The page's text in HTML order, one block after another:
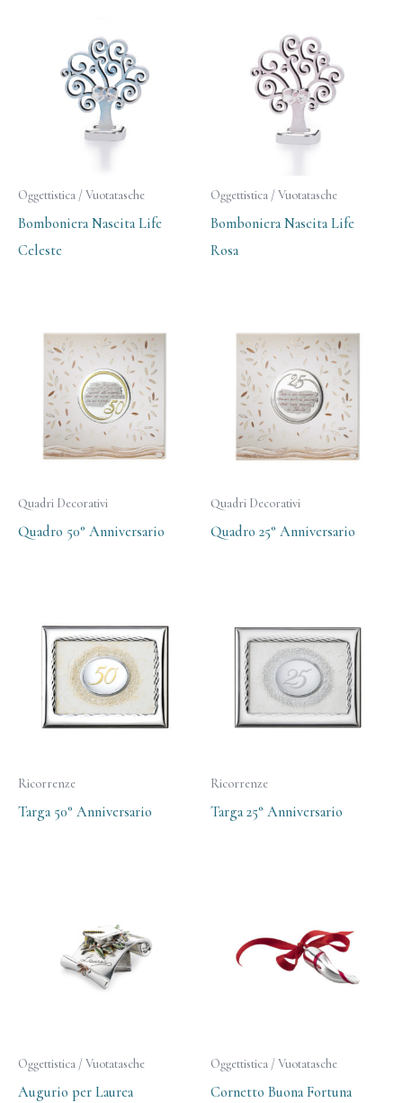
Oggettistica / Vuotatasche
Bomboniera Nascita Life
Celeste
Oggettistica / Vuotatasche
Bomboniera Nascita Life
Rosa
Quadri Decorativi
Quadro 50° Anniversario
Quadri Decorativi
Quadro 25° Anniversario
Ricorrenze
Targa 50° Anniversario
Ricorrenze
Targa 25° Anniversario
Oggettistica / Vuotatasche
Augurio per Laurea
Oggettistica / Vuotatasche
Cornetto Buona Fortuna